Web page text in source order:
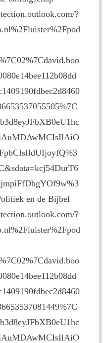
?
en de Bijbel
?